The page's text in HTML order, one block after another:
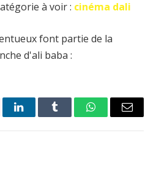
à voir : cinéma dali
font partie de la
d'ali baba :
LinkedInTumblr WhatsAppEmail